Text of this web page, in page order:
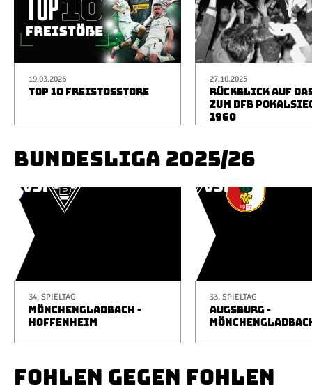
19.03.2026
TOP 10 FREISTOSSTORE
27.10.2025
RÜCKBLICK AUF
ZUM DFB
1960
BUNDESLIGA 2025/26
34. SPIELTAG
MÖNCHENGLADBACH -
HOFFENHEIM
33. SPIELTAG
AUGSBURG -
FOHLEN GEGEN FOHLEN